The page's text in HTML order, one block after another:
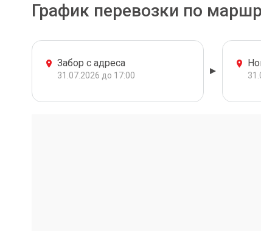
График перевозки по
Забор с адреса
31.07.2026 до 17:00